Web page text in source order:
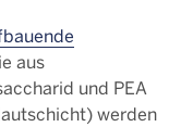
aus
und PEA
werden